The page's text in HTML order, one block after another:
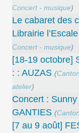
Concert - musique)
Le cabaret des
Librairie
Concert - musique)
[18-19 octobre]
: : AUZAS (
atelier)
Concert :
GANTIES (
[7 au 9 août]